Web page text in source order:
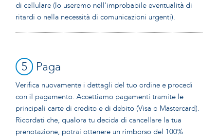
di cellulare (lo useremo nell'improbabile eventualità di
ritardi o nella necessità di comunicazioni urgenti).
5 Paga
Verifica nuovamente i dettagli del tuo ordine e procedi
con il pagamento. Accettiamo pagamenti tramite le
principali carte di credito e di debito (Visa o Mastercard).
Ricordati che, qualora tu decida di cancellare la tua
prenotazione, potrai ottenere un rimborso del 100%